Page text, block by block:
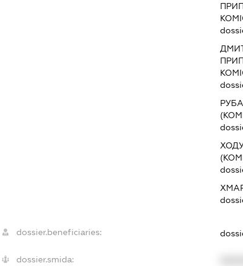
dossier.beneficiaries:
dossier.smida: